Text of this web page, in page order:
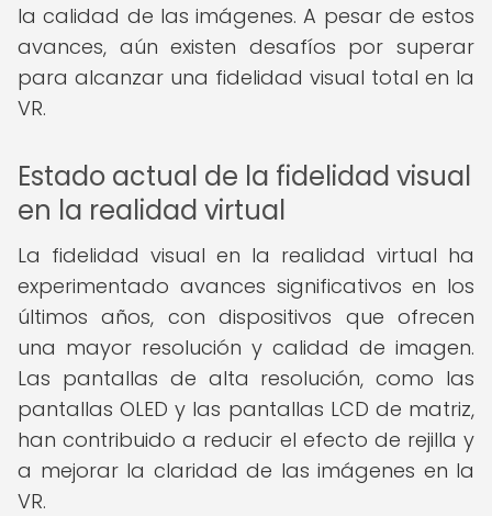
la calidad de las imágenes. A pesar de estos
avances, aún existen desafíos por superar
para alcanzar una fidelidad visual total en la
VR.
Estado actual de la fidelidad visual
en la realidad virtual
La fidelidad visual en la realidad virtual ha
experimentado avances significativos en los
últimos años, con dispositivos que ofrecen
una mayor resolución y calidad de imagen.
Las pantallas de alta resolución, como las
pantallas OLED y las pantallas LCD de matriz,
han contribuido a reducir el efecto de rejilla y
a mejorar la claridad de las imágenes en la
VR.